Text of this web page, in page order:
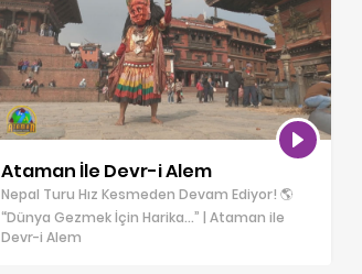
Ataman İle Devr-i Alem
Nepal Turu Hız Kesmeden Devam Ediyor! 🌎
“Dünya Gezmek İçin Harika…” | Ataman ile
Devr-i Alem